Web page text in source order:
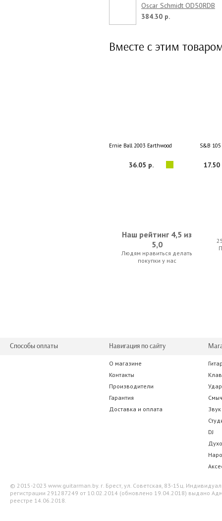
Oscar Schmidt OD50RDB
384.30 р.
Вместе с этим
Ernie Ball 2003 Earthwood Medium Light 80/
36.05 р.
S&B 105
17.50
Gibson SAG-BRS11 Masterbuilt Premium 80/
Ernie Ball 4048
59.50 р.
D'Addario
Наш рейтинг 4,5 из
5,0
Людям нравиться делать
покупки у нас
Способы оплаты Навигация по сайту
О магазине
Контакты
Производители
Гарантия
Доставка и оплата
Звук
DJ
© 2015-2023 www.guitarman.by. г. Брест, ул. Советская, 83-15ц.
регистрации 291287249 от 10.02.2014 (обновлено 19.04.2018) выдано
реестре 14.06.2018.